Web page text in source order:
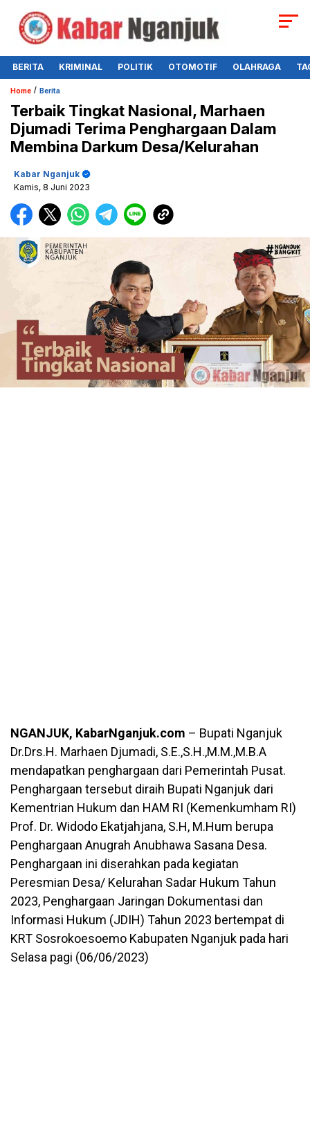
BERITA KRIMINAL POLITIK OTOMOTIF OLAHRAGA
Home / Berita
Terbaik Tingkat Nasional, Marhaen
Djumadi Terima Penghargaan Dalam
Membina Darkum Desa/Kelurahan
Kabar Nganjuk
Kamis, 8 Juni 2023
NGANJUK, KabarNganjuk.com – Bupati Nganjuk
Dr.Drs.H. Marhaen Djumadi, S.E.,S.H.,M.M.,M.B.A
mendapatkan penghargaan dari Pemerintah Pusat.
Penghargaan tersebut diraih Bupati Nganjuk dari
Kementrian Hukum dan HAM RI (Kemenkumham RI)
Prof. Dr. Widodo Ekatjahjana, S.H, M.Hum berupa
Penghargaan Anugrah Anubhawa Sasana Desa.
Penghargaan ini diserahkan pada kegiatan
Peresmian Desa/ Kelurahan Sadar Hukum Tahun
2023, Penghargaan Jaringan Dokumentasi dan
Informasi Hukum (JDIH) Tahun 2023 bertempat di
KRT Sosrokoesoemo Kabupaten Nganjuk pada hari
Selasa pagi (06/06/2023)